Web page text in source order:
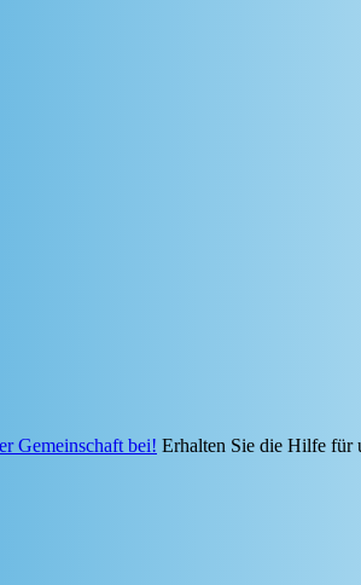
Gemeinschaft bei! Erhalten Sie die Hilfe für